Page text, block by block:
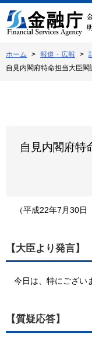
文
へ
動
ホーム 報道・広報
自見内閣府特命担当大臣
自見内閣府特
（平成22年7月30
【大臣より発言】
今日は、特にござい
【質疑応答】